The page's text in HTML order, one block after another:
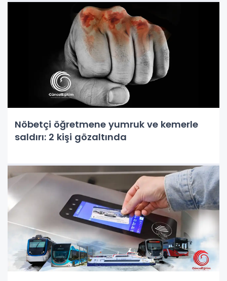
Nöbetçi öğretmene yumruk ve kemerle
saldırı: 2 kişi gözaltında